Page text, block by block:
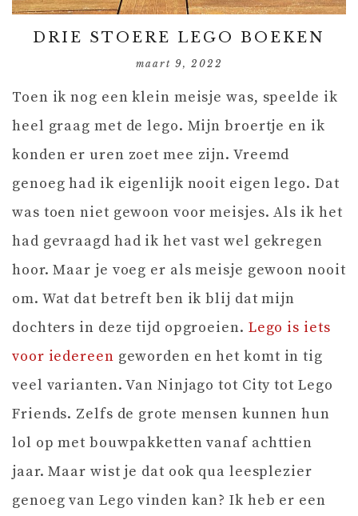
DRIE STOERE LEGO BOEKEN
maart 9, 2022
Toen ik nog een klein meisje was, speelde ik
heel graag met de lego. Mijn broertje en ik
konden er uren zoet mee zijn. Vreemd
genoeg had ik eigenlijk nooit eigen lego. Dat
was toen niet gewoon voor meisjes. Als ik het
had gevraagd had ik het vast wel gekregen
hoor. Maar je voeg er als meisje gewoon nooit
om. Wat dat betreft ben ik blij dat mijn
dochters in deze tijd opgroeien. Lego is iets
voor iedereen geworden en het komt in tig
veel varianten. Van Ninjago tot City tot Lego
Friends. Zelfs de grote mensen kunnen hun
lol op met bouwpakketten vanaf achttien
jaar. Maar wist je dat ook qua leesplezier
genoeg van Lego vinden kan? Ik heb er een